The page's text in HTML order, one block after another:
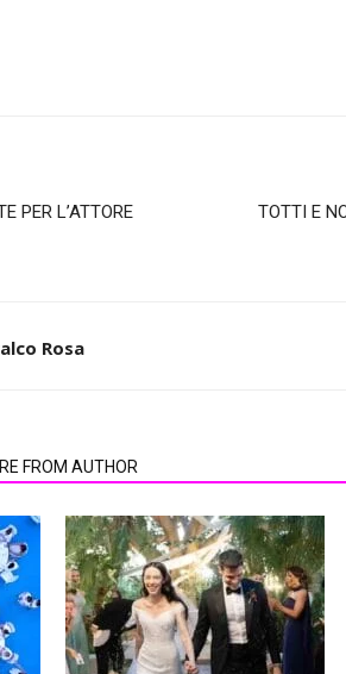
PER L’ATTORE
TOTTI E
Rosa
FROM AUTHOR